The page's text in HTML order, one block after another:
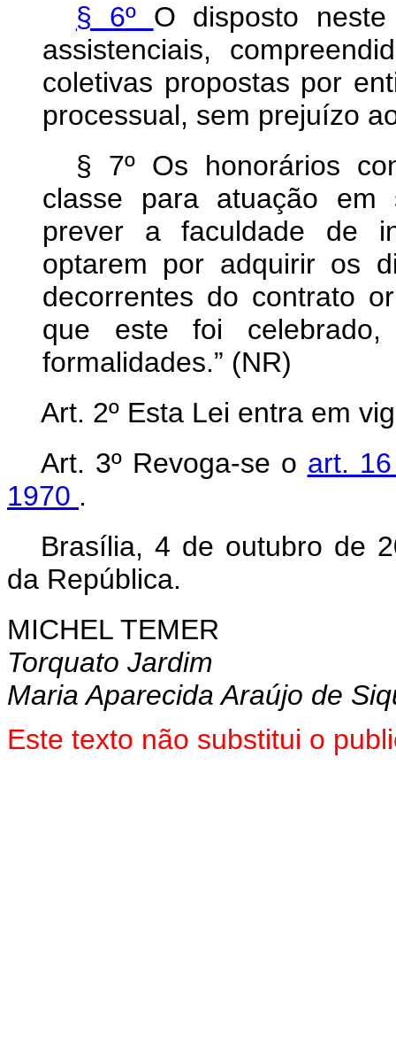
§ 6º O disposto
assistenciais,
coletivas propostas por
processual, sem prejuízo
§ 7º Os honorários
classe para atuação em
prever a faculdade de
optarem por adquirir os
decorrentes do contrato
que este foi
formalidades.” (NR)
Art. 2º Esta Lei entra em
Art. 3º Revoga-se o art.
1970 .
Brasília, 4 de outubro de
da República.
MICHEL TEMER
Torquato Jardim
Maria Aparecida Araújo de
Este texto não substitui o